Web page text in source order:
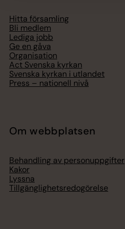
Hitta församling
Bli medlem
Lediga jobb
Ge en gåva
Organisation
Act Svenska kyrkan
Svenska kyrkan i utlandet
Press – nationell nivå
Om webbplatsen
Behandling av personuppgifter
Kakor
Lyssna
Tillgänglighetsredogörelse